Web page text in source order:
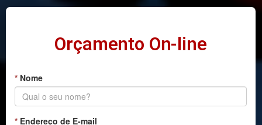
Orçamento On-line